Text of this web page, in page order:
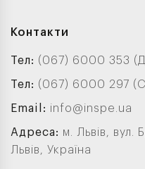
Контакти
Тел: (067) 6000 353
Тел: (067) 6000 297
Email: info@inspe.ua
Адреса: м. Львів, вул.
Львів, Україна